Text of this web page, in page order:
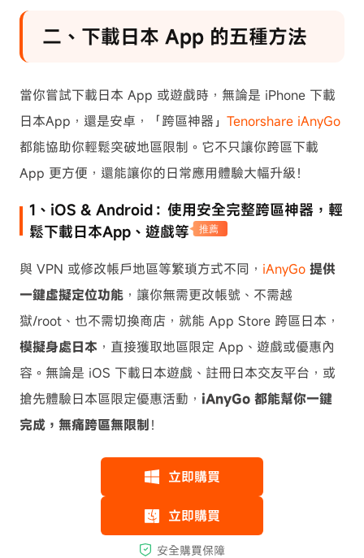
二、下載日本 App 的五種方法
當你嘗試下載日本 App 或遊戲時，無論是 iPhone 下載
日本App，還是安卓，「跨區神器」 Tenorshare iAnyGo
都能協助你輕鬆突破地區限制。它不只讓你跨區下載
App 更方便，還能讓你的日常應用體驗大幅升級！
1、iOS & Android：使用安全完整跨區神器，輕
鬆下載日本App、遊戲等
推薦
與 VPN 或修改帳戶地區等繁瑣方式不同， iAnyGo 提供
一鍵虛擬定位功能 ，讓你無需更改帳號、不需越
獄/root、也不需切換商店，就能 App Store 跨區日本，
模擬身處日本 ，直接獲取地區限定 App、遊戲或優惠內
容。無論是 iOS 下載日本遊戲、註冊日本交友平台，或
搶先體驗日本區限定優惠活動， iAnyGo 都能幫你一鍵
完成，無痛跨區無限制！